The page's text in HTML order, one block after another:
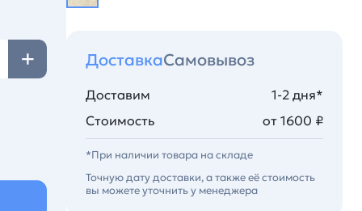
ДоставкаСамовывоз
Доставим
1-2 дня*
Стоимость
от 1600 ₽
*При наличии товара на складе
Точную дату доставки, а также её стоимость
вы можете уточнить у менеджера